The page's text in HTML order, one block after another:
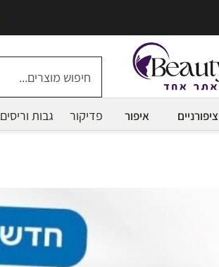
ציפורניים איפור פדיקור גבות וריסים